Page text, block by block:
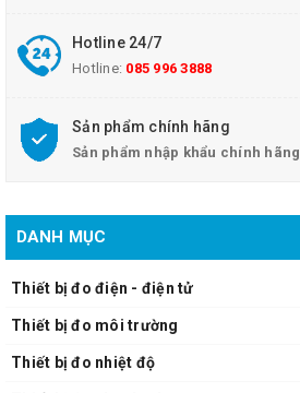
Hotline 24/7
Hotline: 085 996 3888
Sản phẩm chính hãng
Sản phẩm nhập khẩu chính hãng
DANH MỤC
Thiết bị đo điện - điện tử
Thiết bị đo môi trường
Thiết bị đo nhiệt độ